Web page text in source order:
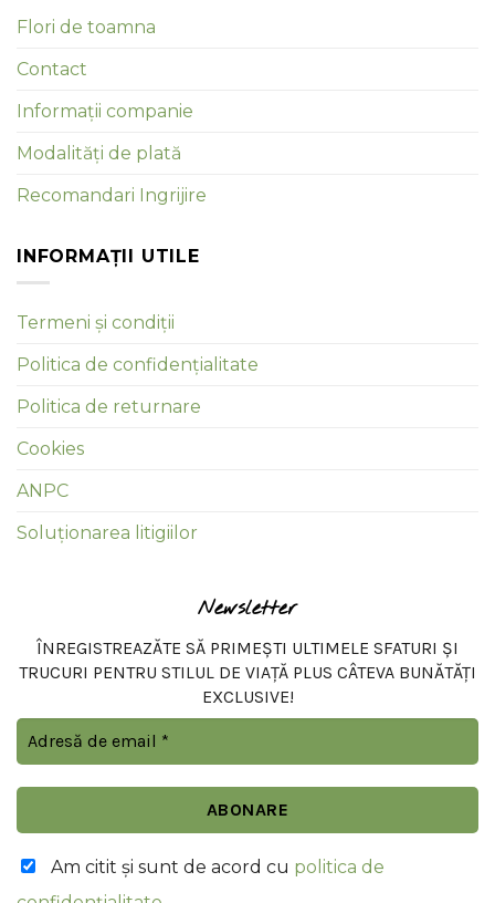
Flori de toamna
Contact
Informații companie
Modalități de plată
Recomandari Ingrijire
INFORMAȚII UTILE
Termeni și condiții
Politica de confidențialitate
Politica de returnare
Cookies
ANPC
Soluționarea litigiilor
Newsletter
ÎNREGISTREAZĂTE SĂ PRIMEȘTI ULTIMELE SFATURI ȘI
TRUCURI PENTRU STILUL DE VIAȚĂ PLUS CÂTEVA BUNĂTĂȚI
EXCLUSIVE!
Am citit şi sunt de acord cu politica de